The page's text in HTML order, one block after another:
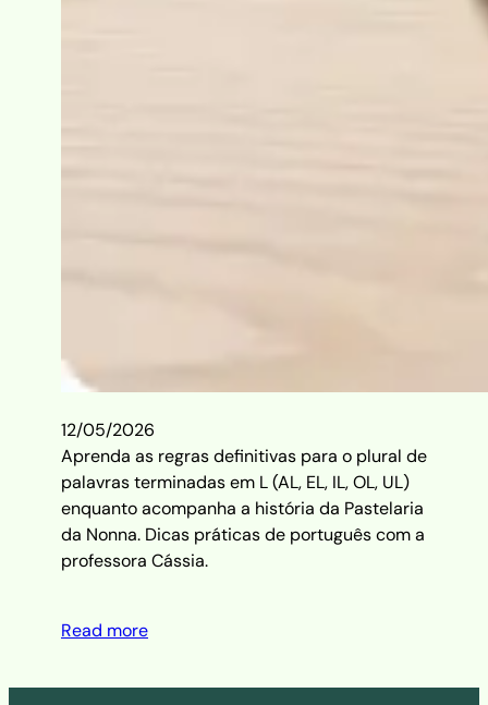
12/05/2026
Aprenda as regras definitivas para o plural de
palavras terminadas em L (AL, EL, IL, OL, UL)
enquanto acompanha a história da Pastelaria
da Nonna. Dicas práticas de português com a
professora Cássia.
Read more